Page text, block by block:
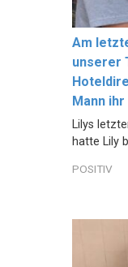
Am
unserer
Mann
Lilys
hatte Lily
POSITIV